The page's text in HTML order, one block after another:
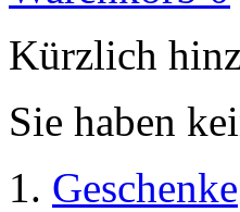
Kürzlich
Sie haben
Geschenke